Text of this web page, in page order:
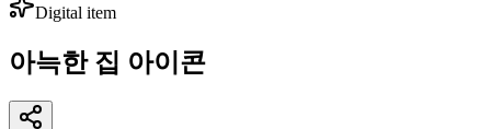
Digital item
아늑한 집 아이콘